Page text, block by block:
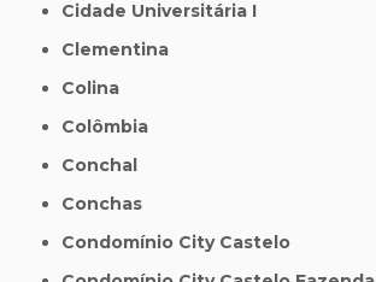
Cidade Universitária I
Clementina
Colina
Colômbia
Conchal
Conchas
Condomínio City Castelo